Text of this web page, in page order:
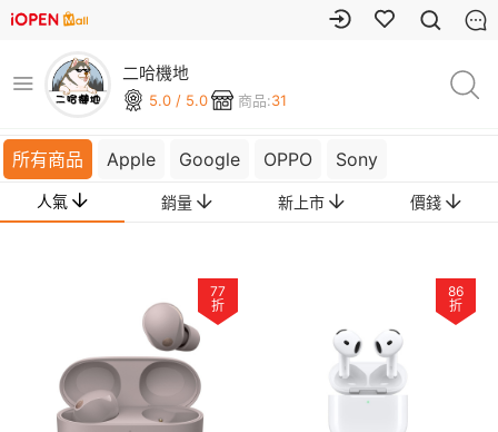
二哈機地
5.0 / 5.0 商品:31
所有商品 Apple Google OPPO Sony
人氣 銷量 新上市 價錢
77
折
86
折